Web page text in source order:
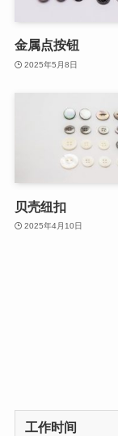
金属点按钮
2025年5月8日
贝壳纽扣
2025年4月10日
工作时间